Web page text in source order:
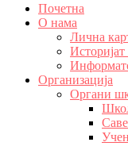
Почетна
О нама
Лична
Историјат
Организација
Органи